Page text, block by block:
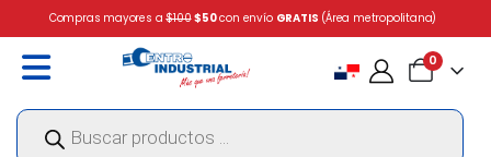
Compras mayores a$100 $50con envío GRATIS (Área metropolitana)
0
Búsqueda
productos